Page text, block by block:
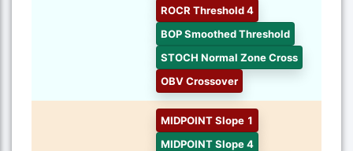
ROCR Threshold 4
BOP Smoothed Threshold
STOCH Normal Zone Cross
OBV Crossover
MIDPOINT Slope 1
MIDPOINT Slope 4